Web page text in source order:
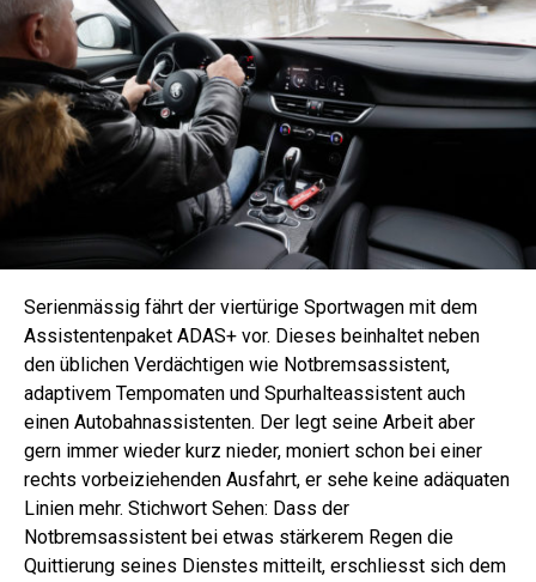
Serienmässig fährt der viertürige Sportwagen mit dem
Assistentenpaket ADAS+ vor. Dieses beinhaltet neben
den üblichen Verdächtigen wie Notbremsassistent,
adaptivem Tempomaten und Spurhalteassistent auch
einen Autobahnassistenten. Der legt seine Arbeit aber
gern immer wieder kurz nieder, moniert schon bei einer
rechts vorbeiziehenden Ausfahrt, er sehe keine adäquaten
Linien mehr. Stichwort Sehen: Dass der
Notbremsassistent bei etwas stärkerem Regen die
Quittierung seines Dienstes mitteilt, erschliesst sich dem